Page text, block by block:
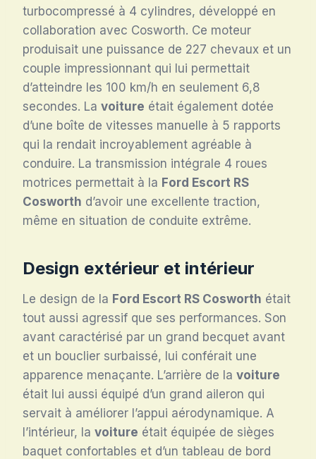
turbocompressé à 4 cylindres, développé en
collaboration avec Cosworth. Ce moteur
produisait une puissance de 227 chevaux et un
couple impressionnant qui lui permettait
d’atteindre les 100 km/h en seulement 6,8
secondes. La voiture était également dotée
d’une boîte de vitesses manuelle à 5 rapports
qui la rendait incroyablement agréable à
conduire. La transmission intégrale 4 roues
motrices permettait à la Ford Escort RS
Cosworth d’avoir une excellente traction,
même en situation de conduite extrême.
Design extérieur et intérieur
Le design de la Ford Escort RS Cosworth était
tout aussi agressif que ses performances. Son
avant caractérisé par un grand becquet avant
et un bouclier surbaissé, lui conférait une
apparence menaçante. L’arrière de la voiture
était lui aussi équipé d’un grand aileron qui
servait à améliorer l’appui aérodynamique. A
l’intérieur, la voiture était équipée de sièges
baquet confortables et d’un tableau de bord